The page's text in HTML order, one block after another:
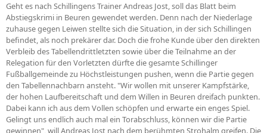
Geht es nach Schillingens Trainer Andreas Jost, soll das Blatt beim
Abstiegskrimi in Beuren gewendet werden. Denn nach der Niederlage
zuhause gegen Leiwen stellte sich die Situation, in der sich Schillingen
befindet, als noch prekärer dar. Doch die frohe Kunde über den direkten
Verbleib des Tabellendrittletzten sowie über die Teilnahme an der
Relegation für den Vorletzten dürfte die gesamte Schillinger
Fußballgemeinde zu Höchstleistungen pushen, wenn die Partie gegen
den Tabellennachbarn ansteht. "Wir wollen mit unserer Kampfstärke,
der hohen Laufbereitschaft und dem Willen in Beuren dreifach punkten.
Dabei kann ich aus dem Vollen schöpfen und erwarte ein enges Spiel.
Gelingt uns endlich auch mal ein Torabschluss, können wir die Partie